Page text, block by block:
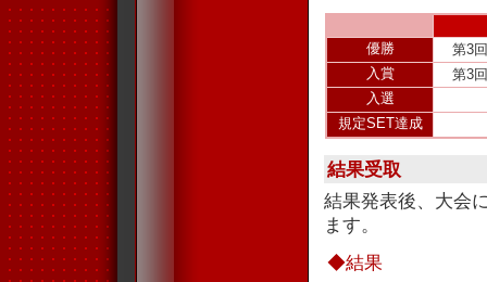
優勝
第3
入賞
第3
入選
規定SET達成
結果受取
結果発表後、大会
ます。
◆結果